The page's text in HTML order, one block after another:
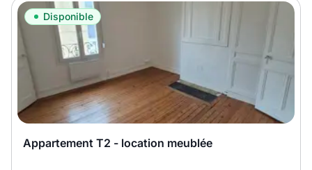
Disponible
Appartement T2 - location meublée